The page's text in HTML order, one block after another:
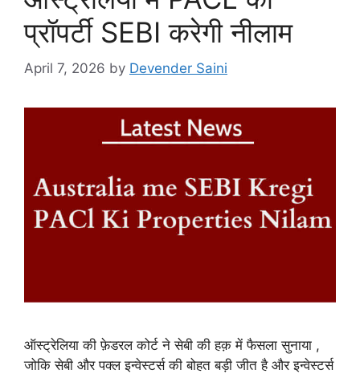
प्रॉपर्टी SEBI करेगी नीलाम
April 7, 2026 by Devender Saini
ऑस्ट्रेलिया की फ़ेडरल कोर्ट ने सेबी की हक़ में फैसला सुनाया ,
जोकि सेबी और पक्ल इन्वेस्टर्स की बोहत बड़ी जीत है और इन्वेस्टर्स